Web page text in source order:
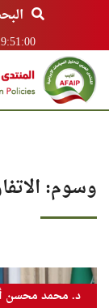
وسوم:
د. محمد محسن